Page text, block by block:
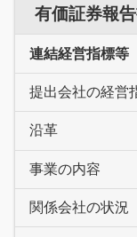
有価証券報
連結経営指標等
提出会社の経営
沿革
事業の内容
関係会社の状況